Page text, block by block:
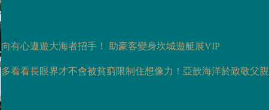
向有心遨遊大海者招手！ 助豪客變身坎城遊艇展VIP
多看看長眼界才不會被貧窮限制住想像力！亞歆海洋於致敬父